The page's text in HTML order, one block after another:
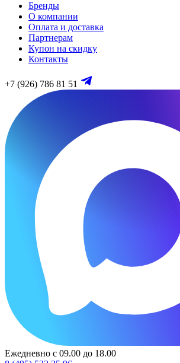
Бренды
О компании
Оплата и доставка
Партнерам
Купон на скидку
Контакты
+7 (926) 786 81 51
Ежедневно с 09.00 до 18.00